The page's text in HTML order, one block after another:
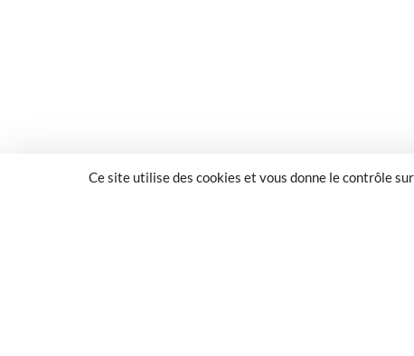
Ce site utilise des cookies et vous donne le contrôle